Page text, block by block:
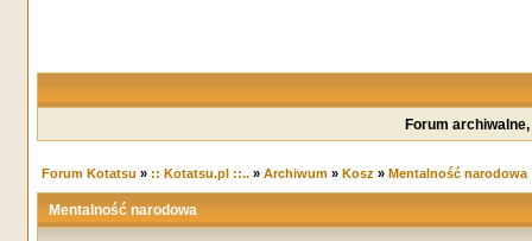
Forum
Forum Kotatsu » :: Kotatsu.pl ::..» Archiwum» Kosz » Mentalność narodowa
Mentalność narodowa